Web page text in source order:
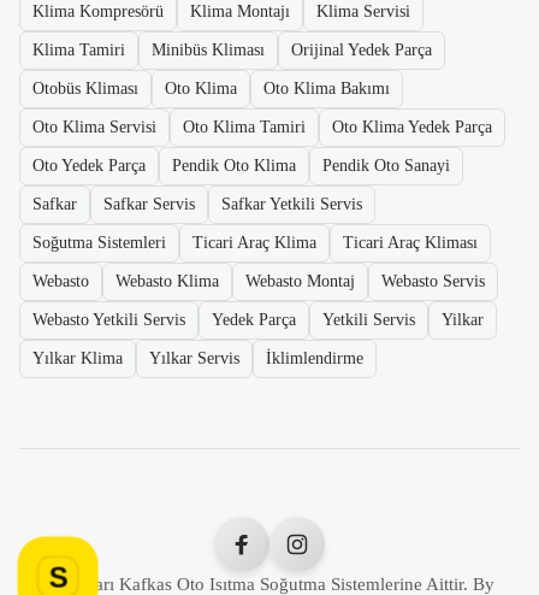
Klima Kompresörü Klima Montajı Klima Servisi
Klima Tamiri Minibüs Kliması Orijinal Yedek Parça
Otobüs Kliması Oto Klima Oto Klima Bakımı
Oto Klima Servisi Oto Klima Tamiri Oto Klima Yedek Parça
Oto Yedek Parça Pendik Oto Klima Pendik Oto Sanayi
Safkar Safkar Servis Safkar Yetkili Servis
Soğutma Sistemleri Ticari Araç Klima Ticari Araç Kliması
Webasto Webasto Klima Webasto Montaj Webasto Servis
Webasto Yetkili Servis Yedek Parça Yetkili Servis Yilkar
Yılkar Klima Yılkar Servis İklimlendirme
Tüm Hakları Kafkas Oto Isıtma Soğutma Sistemlerine Aittir. By
S